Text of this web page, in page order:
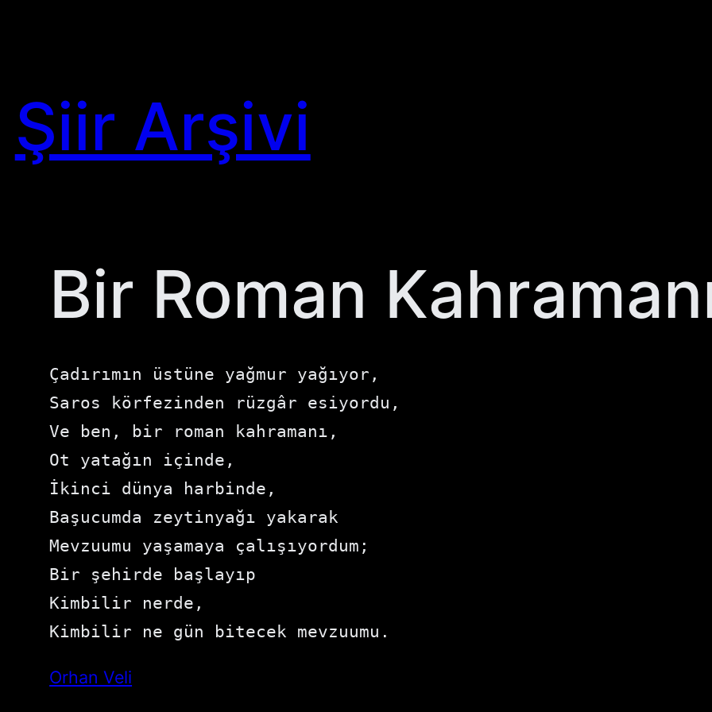
Şiir Arşivi
Bir Roman
Çadırımın üstüne yağmur yağıyor,
Saros körfezinden rüzgâr esiyordu,
Ve ben, bir roman kahramanı,
Ot yatağın içinde,
İkinci dünya harbinde,
Başucumda zeytinyağı yakarak
Mevzuumu yaşamaya çalışıyordum;
Bir şehirde başlayıp
Kimbilir nerde,
Kimbilir ne gün bitecek mevzuumu.
Orhan Veli